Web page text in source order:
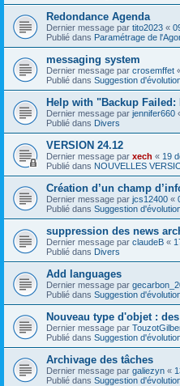
Redondance Agenda
Dernier message par tito2023 «
Publié dans Paramétrage de
messaging system
Dernier message par crosemffet
Publié dans Suggestion
Help with "Backup Failed:
Dernier message par jennifer660
Publié dans Divers
VERSION 24.12
Dernier message par xech « 19
Publié dans NOUVELLES
Création d’un champ
Dernier message par jcs12400 «
Publié dans Suggestion
suppression des news
Dernier message par claudeB «
Publié dans Divers
Add languages
Dernier message par
Publié dans Suggestion
Nouveau type d'objet :
Dernier message par
Publié dans Suggestion
Archivage des tâches
Dernier message par galiezyn «
Publié dans Suggestion